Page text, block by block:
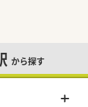
から探す